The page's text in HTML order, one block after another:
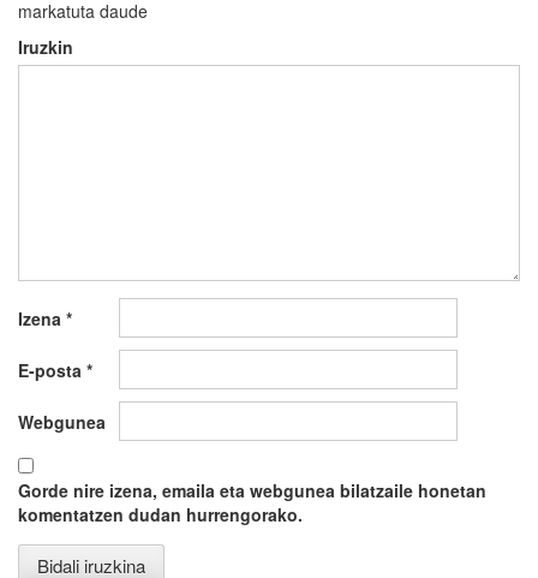
markatuta daude
Iruzkin
Izena *
E-posta *
Webgunea
Gorde nire izena, emaila eta webgunea bilatzaile honetan
komentatzen dudan hurrengorako.